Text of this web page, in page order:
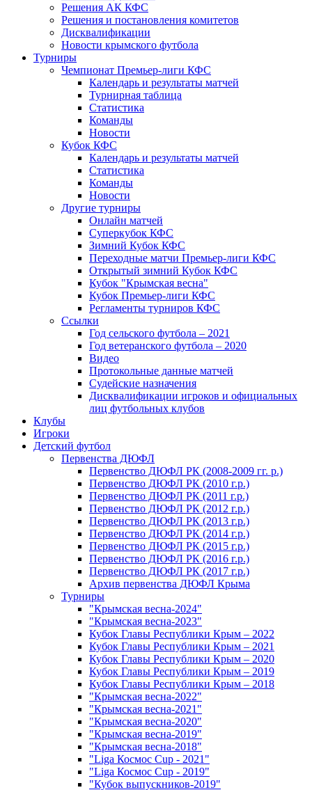
Решения АК КФС
Решения и постановления комитетов
Дисквалификации
Новости крымского футбола
Турниры
Чемпионат Премьер-лиги КФС
Календарь и результаты матчей
Турнирная таблица
Статистика
Команды
Новости
Кубок КФС
Календарь и результаты матчей
Статистика
Команды
Новости
Другие турниры
Онлайн матчей
Суперкубок КФС
Зимний Кубок КФС
Переходные матчи Премьер-лиги КФС
Открытый зимний Кубок КФС
Кубок "Крымская весна"
Кубок Премьер-лиги КФС
Регламенты турниров КФС
Ссылки
Год сельского футбола – 2021
Год ветеранского футбола – 2020
Видео
Протокольные данные матчей
Судейские назначения
Дисквалификации игроков и официальных
лиц футбольных клубов
Клубы
Игроки
Детский футбол
Первенства ДЮФЛ
Первенство ДЮФЛ РК (2008-2009 гг. р.)
Первенство ДЮФЛ РК (2010 г.р.)
Первенство ДЮФЛ РК (2011 г.р.)
Первенство ДЮФЛ РК (2012 г.р.)
Первенство ДЮФЛ РК (2013 г.р.)
Первенство ДЮФЛ РК (2014 г.р.)
Первенство ДЮФЛ РК (2015 г.р.)
Первенство ДЮФЛ РК (2016 г.р.)
Первенство ДЮФЛ РК (2017 г.р.)
Архив первенства ДЮФЛ Крыма
Турниры
"Крымская весна-2024"
"Крымская весна-2023"
Кубок Главы Республики Крым – 2022
Кубок Главы Республики Крым – 2021
Кубок Главы Республики Крым – 2020
Кубок Главы Республики Крым – 2019
Кубок Главы Республики Крым – 2018
"Крымская весна-2022"
"Крымская весна-2021"
"Крымская весна-2020"
"Крымская весна-2019"
"Крымская весна-2018"
"Liga Космос Cup - 2021"
"Liga Космос Cup - 2019"
"Кубок выпускников-2019"